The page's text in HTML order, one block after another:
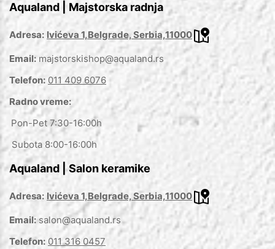
Aqualand | Majstorska radnja
Adresa: Ivićeva 1,Belgrade, Serbia,11000
Email: majstorskishop@aqualand.rs
Telefon: 011 409 6076
Radno vreme:
Pon-Pet 7:30-16:00h
Subota 8:00-16:00h
Aqualand | Salon keramike
Adresa: Ivićeva 1,Belgrade, Serbia,11000
Email: salon@aqualand.rs
Telefon: 011 316 0457